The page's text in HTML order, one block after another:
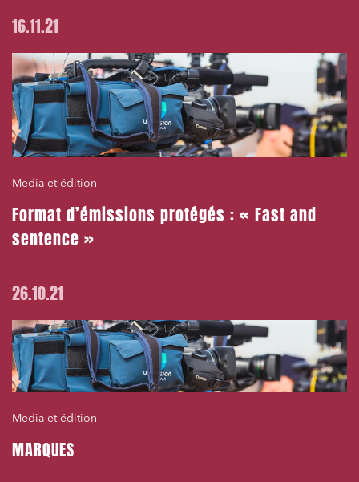
16.11.21
Media et édition
Format d’émissions protégés : « Fast and
sentence »
26.10.21
Media et édition
MARQUES